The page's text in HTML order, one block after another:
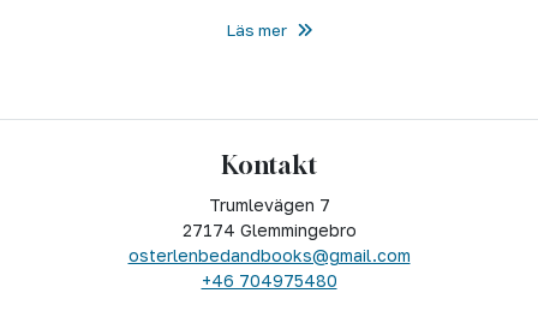
Läs mer
Kontakt
Trumlevägen 7
27174 Glemmingebro
osterlenbedandbooks@gmail.com
+46 704975480